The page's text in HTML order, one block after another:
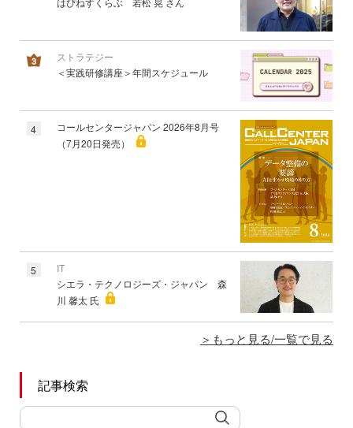
ストラテジー
＜実践研修講座＞年間スケジュール
4
コールセンタージャパン 2026年8月号
（7月20日発売）
5
IT
シエラ・テクノロジーズ・ジャパン 森
川 馨太 氏
もっと見る/一覧で見る
記事検索